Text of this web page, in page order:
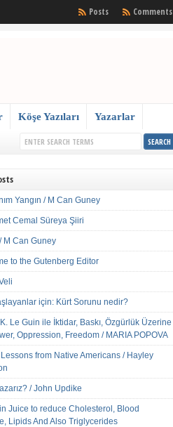
Comments
Posts
Köşe Yazıları Yazarlar
Yangın / M Can Guney
Cemal Süreya Şiiri
M Can Guney
to the Gutenberg Editor
için: Kürt Sorunu nedir?
Le Guin ile İktidar, Baskı, Özgürlük Üzerine
Oppression, Freedom / MARIA POPOVA
from Native Americans / Hayley
/ John Updike
Juice to reduce Cholesterol, Blood
Lipids And Also Triglycerides